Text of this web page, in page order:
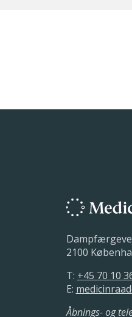
2100
T: +45 70 10
E:
Åbnings- og